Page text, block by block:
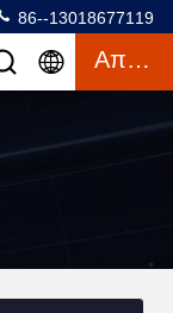
86--13018677119
Απόσπασμα